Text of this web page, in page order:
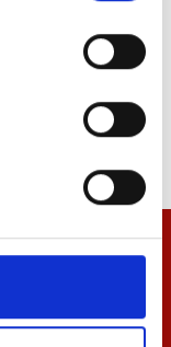
Jacke Meenzer